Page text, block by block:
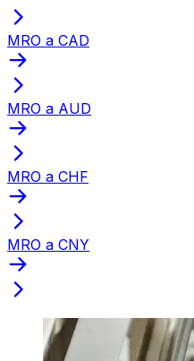
MRO a CAD
MRO a AUD
MRO a CHF
MRO a CNY